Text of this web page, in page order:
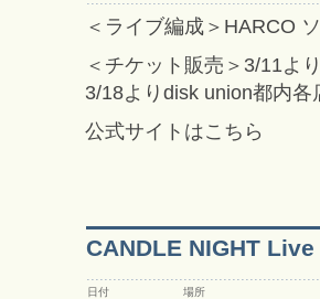
＜ライブ編成＞HARCO
＜チケット販売＞3/11よ
3/18よりdisk union都内
公式サイトはこちら
CANDLE NIGHT Live
日付 場所